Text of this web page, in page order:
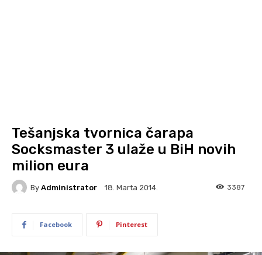
Tešanjska tvornica čarapa
Socksmaster 3 ulaže u BiH novih
milion eura
By Administrator 18. Marta 2014. 3387
Facebook Pinterest